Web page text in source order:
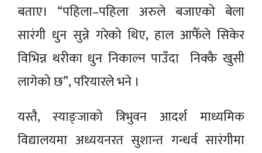
बताए। “पहिला–पहिला अरुले बजाएको बेला
सारंगी धुन सुन्ने गरेको थिए, हाल आफैँले सिकेर
विभिन्न थरीका धुन निकाल्न पाउँदा निक्कै खुसी
लागेको छ”, परियारले भने ।
यस्तै, स्याङ्जाको त्रिभुवन आदर्श माध्यमिक
विद्यालयमा अध्ययनरत सुशान्त गन्धर्व सारंगीमा